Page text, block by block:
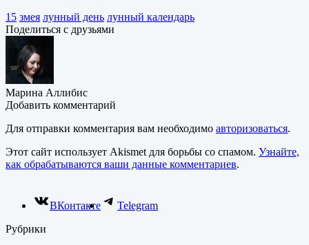
15 змея лунный день лунный календарь
Поделиться с друзьями
Марина Аллибис
Добавить комментарий
Для отправки комментария вам необходимо авторизоваться.
Этот сайт использует Akismet для борьбы со спамом. Узнайте,
как обрабатываются ваши данные комментариев.
ВКонтакте
Telegram
Рубрики